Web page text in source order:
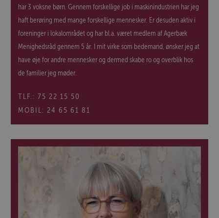
har 3 voksne børn. Gennem forskellige job i maskinindustrien har jeg
haft berøring med mange forskellige mennesker. Er desuden aktiv i
foreninger i lokalområdet og har bl.a. været medlem af Agerbæk
Menighedsråd gennem 5 år. I mit virke som bedemand, ønsker jeg at
have øje for andre mennesker og dermed skabe ro og overblik hos
de familier jeg møder.
TLF.:75 22 15 50
MOBIL: 24 65 61 81